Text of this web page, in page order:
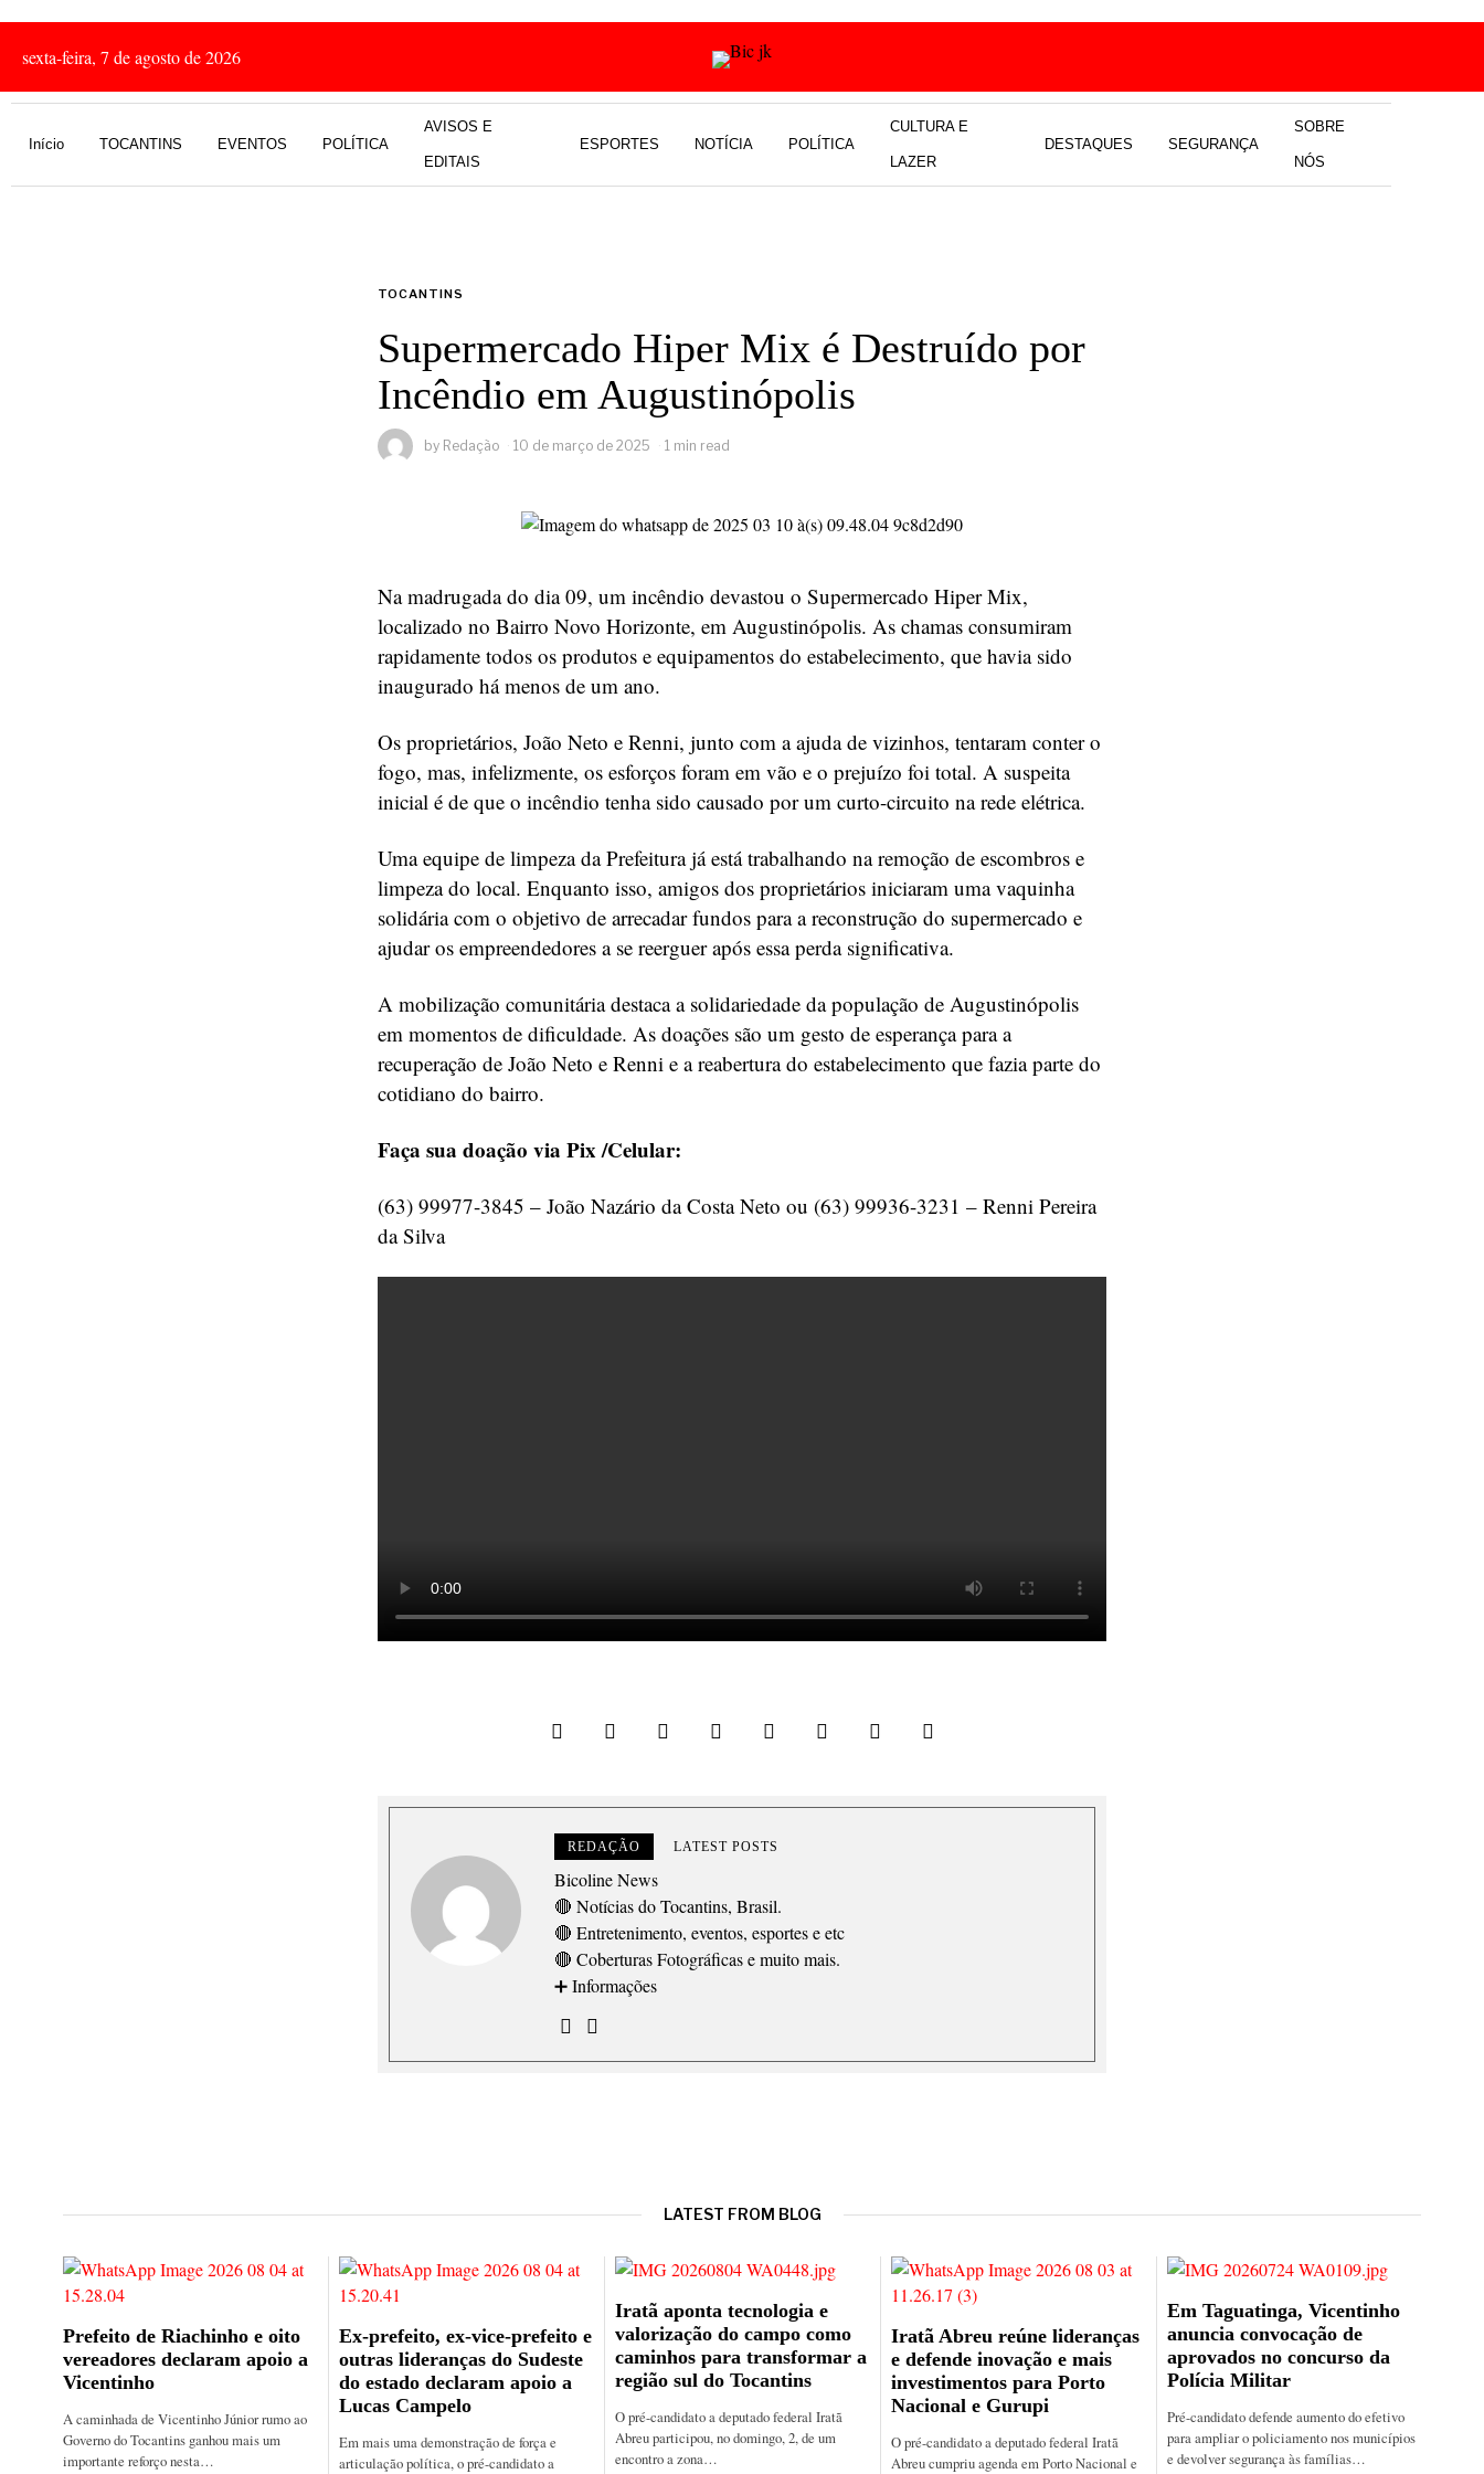
sexta-feira, 7 de agosto de 2026
Início TOCANTINS EVENTOS POLÍTICA
AVISOS E
EDITAIS
ESPORTES NOTÍCIA POLÍTICA
CULTURA E
LAZER
DESTAQUES SEGURANÇA
SOBRE
NÓS
TOCANTINS
Supermercado Hiper Mix é Destruído por
Incêndio em Augustinópolis
by Redação 10 de março de 2025 1 min read
Na madrugada do dia 09, um incêndio devastou o Supermercado Hiper Mix,
localizado no Bairro Novo Horizonte, em Augustinópolis. As chamas consumiram
rapidamente todos os produtos e equipamentos do estabelecimento, que havia sido
inaugurado há menos de um ano.
Os proprietários, João Neto e Renni, junto com a ajuda de vizinhos, tentaram conter o
fogo, mas, infelizmente, os esforços foram em vão e o prejuízo foi total. A suspeita
inicial é de que o incêndio tenha sido causado por um curto-circuito na rede elétrica.
Uma equipe de limpeza da Prefeitura já está trabalhando na remoção de escombros e
limpeza do local. Enquanto isso, amigos dos proprietários iniciaram uma vaquinha
solidária com o objetivo de arrecadar fundos para a reconstrução do supermercado e
ajudar os empreendedores a se reerguer após essa perda significativa.
A mobilização comunitária destaca a solidariedade da população de Augustinópolis
em momentos de dificuldade. As doações são um gesto de esperança para a
recuperação de João Neto e Renni e a reabertura do estabelecimento que fazia parte do
cotidiano do bairro.
Faça sua doação via Pix /Celular:
(63) 99977-3845 – João Nazário da Costa Neto ou (63) 99936-3231 – Renni Pereira
da Silva
REDAÇÃO LATEST POSTS
Bicoline News
🔴 Notícias do Tocantins, Brasil.
🔴 Entretenimento, eventos, esportes e etc
🔴 Coberturas Fotográficas e muito mais.
➕ Informações
LATEST FROM BLOG
Prefeito de Riachinho e oito
vereadores declaram apoio a
Vicentinho
A caminhada de Vicentinho Júnior rumo ao
Governo do Tocantins ganhou mais um
importante reforço nesta…
Ex-prefeito, ex-vice-prefeito e
outras lideranças do Sudeste
do estado declaram apoio a
Lucas Campelo
Em mais uma demonstração de força e
articulação política, o pré-candidato a
Iratã aponta tecnologia e
valorização do campo como
caminhos para transformar a
região sul do Tocantins
O pré-candidato a deputado federal Iratã
Abreu participou, no domingo, 2, de um
encontro a zona…
Iratã Abreu reúne lideranças
e defende inovação e mais
investimentos para Porto
Nacional e Gurupi
O pré-candidato a deputado federal Iratã
Abreu cumpriu agenda em Porto Nacional e
Em Taguatinga, Vicentinho
anuncia convocação de
aprovados no concurso da
Polícia Militar
Pré-candidato defende aumento do efetivo
para ampliar o policiamento nos municípios
e devolver segurança às famílias…